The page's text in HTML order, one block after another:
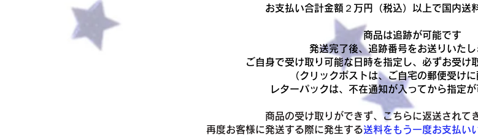
お支払い合計金額２万円（税込）以上で国内送
商品は追跡が可能です
発送完了後、追跡番号をお送りいた
ご自身で受け取り可能な日時を指定し、必ずお受け
（クリックポストは、ご自宅の郵便受け
レターパックは、不在通知が入ってから指定が
商品の受け取りができず、こちらに返送されて
​再度お客様に発送する際に発生する送料をもう一度お支払い